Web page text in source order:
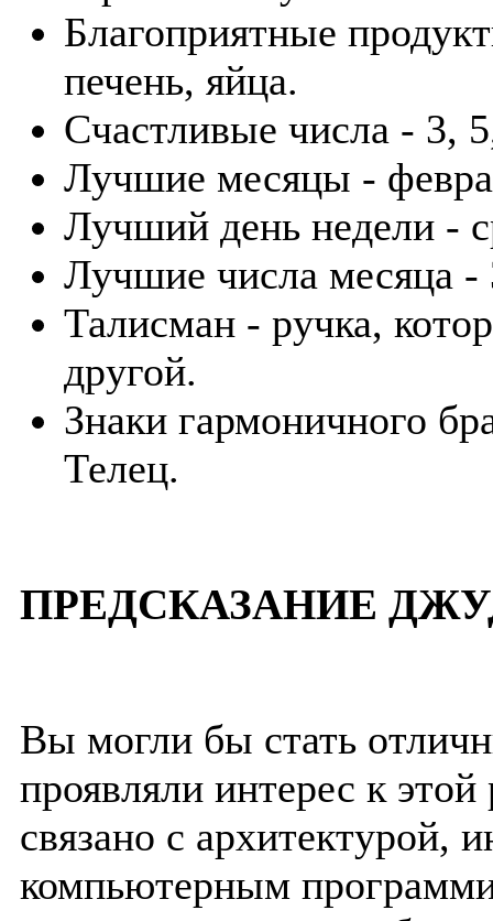
Благоприятные
печень, яйца.
Счастливые числа - 3,
Лучшие месяцы -
Лучший день недели -
Лучшие числа месяца -
Талисман - ручка,
другой.
Знаки гармоничного
Телец.
ПРЕДСКАЗАНИЕ
Вы могли бы стать
проявляли интерес к
связано с архитектурой,
компьютерным